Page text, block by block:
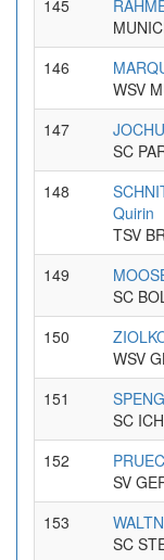
145
146
WSV
147
SC
148
Quirin
TSV
149
SC
150
WSV
151
SC
152
SV
153
SC